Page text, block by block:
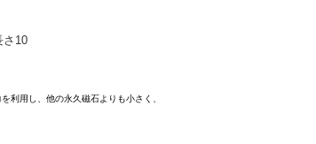
さ10
利用し、他の永久磁石よりも小さく、